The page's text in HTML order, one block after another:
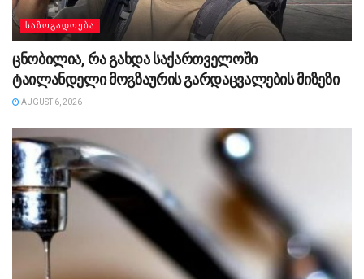
ᲡᲐᲖᲝᲒᲐᲓᲝᲔᲑᲐ
ცნობილია, რა გახდა საქართველოში
ტაილანდელი მოგზაურის გარდაცვალების მიზეზი
AUGUST 6, 2026